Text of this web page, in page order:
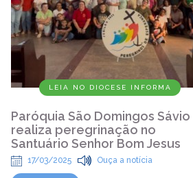
LEIA NO DIOCESE INFORMA
Paróquia São Domingos Sávio
realiza peregrinação no
Santuário Senhor Bom Jesus
17/03/2025 Ouça a notícia